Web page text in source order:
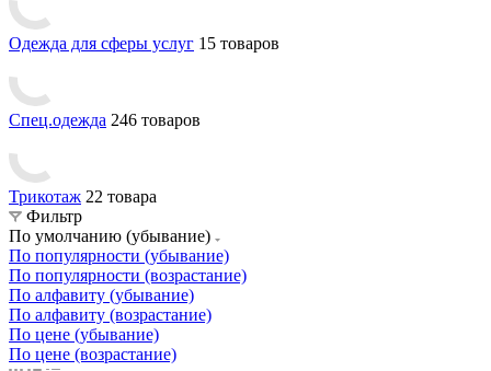
Одежда для сферы услуг 15 товаров
Спец.одежда 246 товаров
Трикотаж 22 товара
Фильтр
По умолчанию (убывание)
По популярности (убывание)
По популярности (возрастание)
По алфавиту (убывание)
По алфавиту (возрастание)
По цене (убывание)
По цене (возрастание)